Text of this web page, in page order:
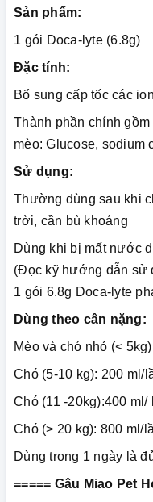
Sản phẩm:
1 gói Doca-lyte (6.8g)
Đặc tính:
Bổ sung cấp tốc các
Thành phần chính
mèo: Glucose, sodium
Sử dụng:
Thường dùng sau khi
trời, cần bù khoáng
Dùng khi bị mất nước
(Đọc kỹ hướng dẫn sử
1 gói 6.8g Doca-lyte
Dùng theo cân nặng:
Mèo và chó nhỏ (<
Chó (5-10 kg): 200 ml/
Chó (11 -20kg):400 ml/
Chó (> 20 kg): 800 ml/
Dùng trong 1 ngày là
===== Gâu Miao Pet